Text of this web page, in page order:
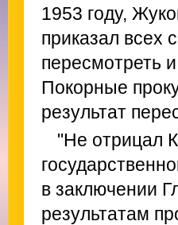
1953 году,
приказал всех
пересмотреть
Покорные
результат
"Не отрицал
в заключении
результатам